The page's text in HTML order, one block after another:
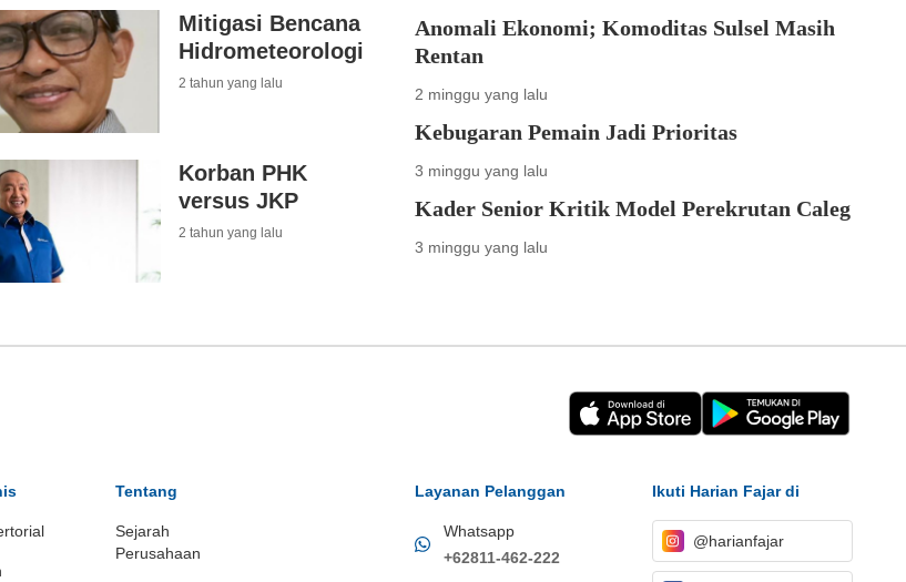
Mitigasi Bencana
Hidrometeorologi
2 tahun yang lalu
Korban PHK
versus JKP
2 tahun yang lalu
Anomali Ekonomi; Komoditas Sulsel Masih
Rentan
2 minggu yang lalu
Kebugaran Pemain Jadi Prioritas
3 minggu yang lalu
Kader Senior Kritik Model Perekrutan Caleg
3 minggu yang lalu
Tentang
Sejarah
Perusahaan
Layanan Pelanggan
Whatsapp
+62811-462-222
Ikuti Harian Fajar di
@harianfajar